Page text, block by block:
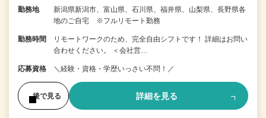
勤務地
新潟県新潟市、富山県、石川県、福井県、山梨県、長野県各
地のご自宅 ※フルリモート勤務
勤務時間
リモートワークのため、完全自由シフトです！ 詳細はお問い
合わせください。 ＜会社営…
応募資格 ＼経験・資格・学歴いっさい不問！／
後で見る 詳細を見る